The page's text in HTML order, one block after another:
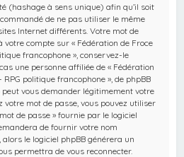
(hashage à sens unique) afin qu’il soit
de ne pas utiliser le même
Internet différents. Votre mot de
votre compte sur « Fédération de Froce
francophone », conservez-le
une personne affiliée de « Fédération
politique francophone », de phpBB
peut vous demander légitimement votre
votre mot de passe, vous pouvez utiliser
de passe » fournie par le logiciel
de fournir votre nom
le logiciel phpBB générera un
permettra de vous reconnecter.